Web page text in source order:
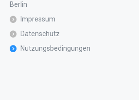
Berlin
Impressum
Datenschutz
Nutzungsbedingungen